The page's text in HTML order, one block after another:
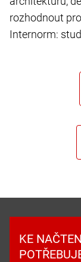
rozhodnout
Internorm:
KE